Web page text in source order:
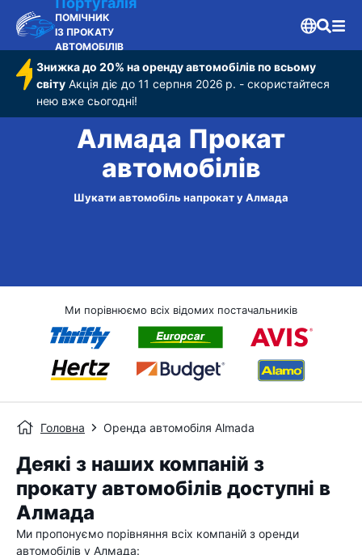
ПОМІЧНИК
ІЗ ПРОКАТУ
АВТОМОБІЛІВ
Знижка до 20% на оренду автомобілів по всьому
світу Акція діє до 11 серпня 2026 р. - скористайтеся
нею вже сьогодні!
Алмада Прокат
автомобілів
Шукати автомобіль напрокат у Алмада
Ми порівнюємо всіх відомих постачальників
Головна Оренда автомобіля Almada
Деякі з наших компаній з
прокату автомобілів доступні в
Алмада
Ми пропонуємо порівняння всіх компаній з оренди
автомобілів у Алмада: